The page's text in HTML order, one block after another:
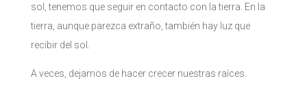
sol, tenemos que seguir en contacto con la tierra. En la
tierra, aunque parezca extraño, también hay luz que
recibir del sol.
A veces, dejamos de hacer crecer nuestras raíces.